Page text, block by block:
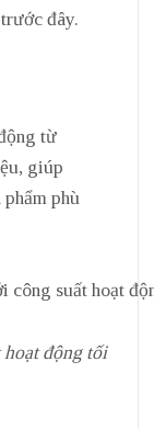
đây.
từ
giúp
phù
động tối